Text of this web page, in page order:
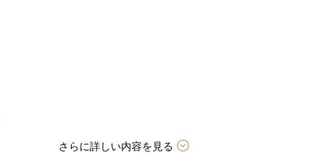
さらに詳しい内容を見る